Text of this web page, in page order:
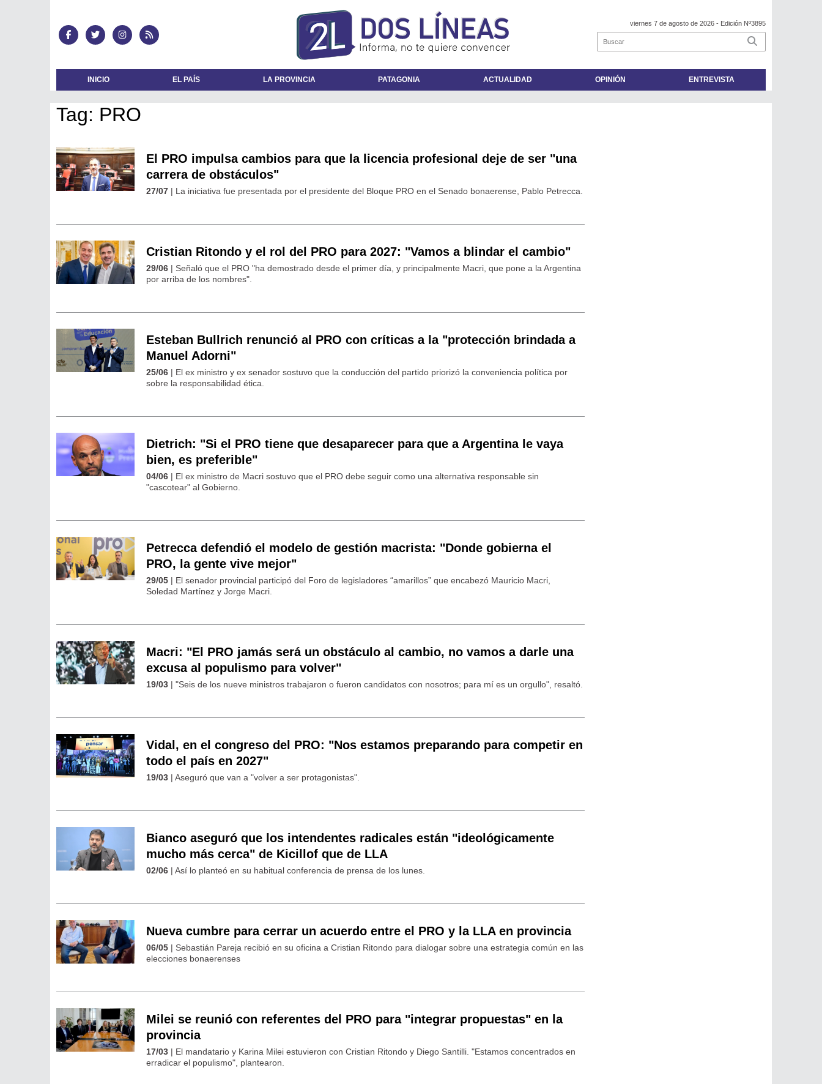
viernes 7 de agosto de 2026 - Edición Nº3895
INICIO EL PAÍS LA PROVINCIA PATAGONIA ACTUALIDAD OPINIÓN ENTREVISTA
Tag: PRO
El PRO impulsa cambios para que la licencia profesional deje de ser "una
carrera de obstáculos"
27/07 | La iniciativa fue presentada por el presidente del Bloque PRO en el Senado bonaerense, Pablo Petrecca.
Cristian Ritondo y el rol del PRO para 2027: "Vamos a blindar el cambio"
29/06 | Señaló que el PRO "ha demostrado desde el primer día, y principalmente Macri, que pone a la Argentina
por arriba de los nombres".
Esteban Bullrich renunció al PRO con críticas a la "protección brindada a
Manuel Adorni"
25/06 | El ex ministro y ex senador sostuvo que la conducción del partido priorizó la conveniencia política por
sobre la responsabilidad ética.
Dietrich: "Si el PRO tiene que desaparecer para que a Argentina le vaya
bien, es preferible"
04/06 | El ex ministro de Macri sostuvo que el PRO debe seguir como una alternativa responsable sin
"cascotear" al Gobierno.
Petrecca defendió el modelo de gestión macrista: "Donde gobierna el
PRO, la gente vive mejor"
29/05 | El senador provincial participó del Foro de legisladores “amarillos” que encabezó Mauricio Macri,
Soledad Martínez y Jorge Macri.
Macri: "El PRO jamás será un obstáculo al cambio, no vamos a darle una
excusa al populismo para volver"
19/03 | "Seis de los nueve ministros trabajaron o fueron candidatos con nosotros; para mí es un orgullo", resaltó.
Vidal, en el congreso del PRO: "Nos estamos preparando para competir en
todo el país en 2027"
19/03 | Aseguró que van a "volver a ser protagonistas".
Bianco aseguró que los intendentes radicales están "ideológicamente
mucho más cerca" de Kicillof que de LLA
02/06 | Así lo planteó en su habitual conferencia de prensa de los lunes.
Nueva cumbre para cerrar un acuerdo entre el PRO y la LLA en provincia
06/05 | Sebastián Pareja recibió en su oficina a Cristian Ritondo para dialogar sobre una estrategia común en las
elecciones bonaerenses
Milei se reunió con referentes del PRO para "integrar propuestas" en la
provincia
17/03 | El mandatario y Karina Milei estuvieron con Cristian Ritondo y Diego Santilli. "Estamos concentrados en
erradicar el populismo", plantearon.